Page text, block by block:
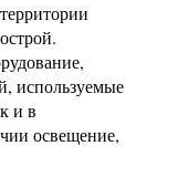
используемые
и в
освещение,